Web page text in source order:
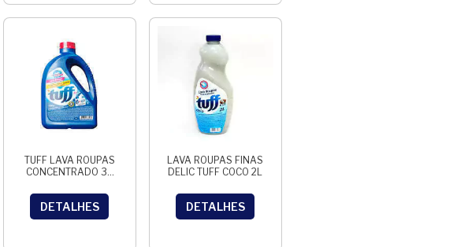
TUFF LAVA ROUPAS
CONCENTRADO 3L
DETALHES
LAVA ROUPAS FINAS
DELIC TUFF COCO 2L
DETALHES